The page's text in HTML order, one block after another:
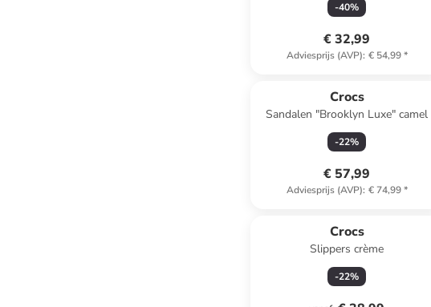
-40%
€ 32,99
Adviesprijs (AVP): € 54,99*
Crocs
Sandalen "Brooklyn Luxe" camel
-22%
€ 57,99
Adviesprijs (AVP): € 74,99*
Crocs
Slippers crème
-22%